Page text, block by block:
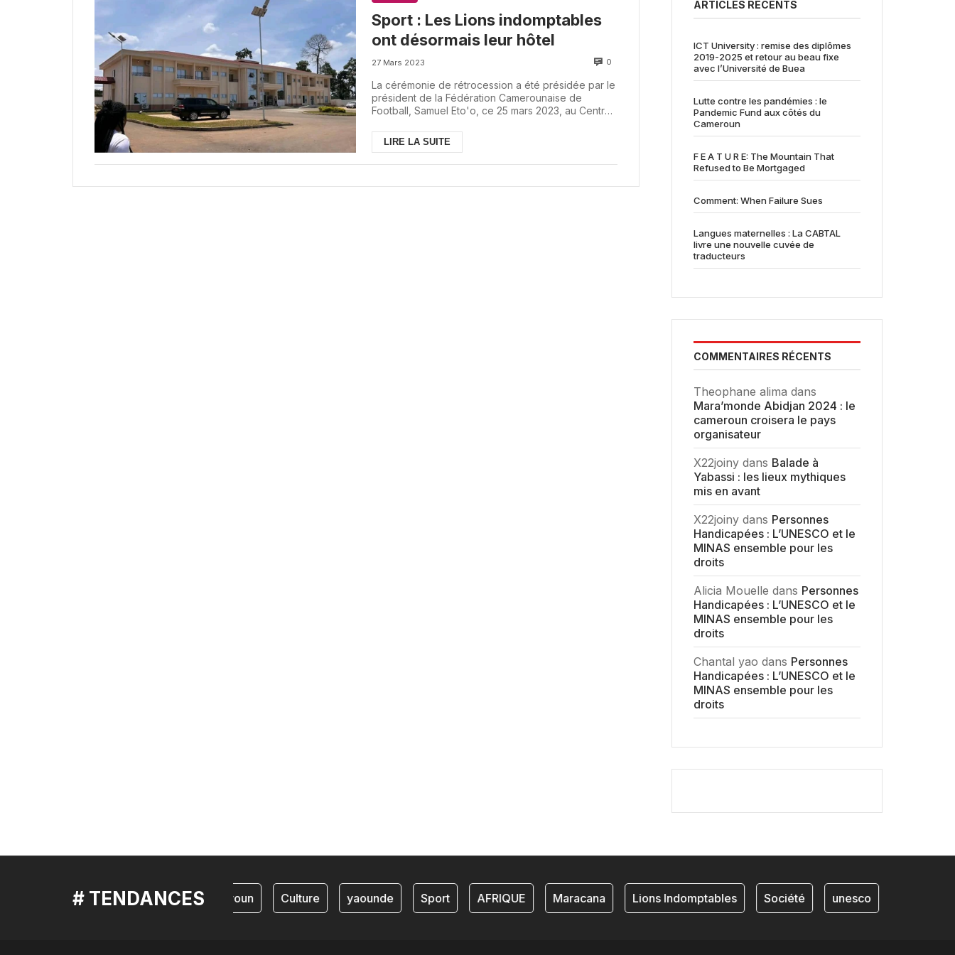
Sport : Les Lions indomptables
ont désormais leur hôtel
27 Mars 2023 0
La cérémonie de rétrocession a été présidée par le
président de la Fédération Camerounaise de
Football, Samuel Eto'o, ce 25 mars 2023, au Centre
LIRE LA SUITE
ARTICLES RÉCENTS
ICT University : remise des diplômes
2019-2025 et retour au beau fixe
avec l’Université de Buea
Lutte contre les pandémies : le
Pandemic Fund aux côtés du
Cameroun
F E A T U R E: The Mountain That
Refused to Be Mortgaged
Comment: When Failure Sues
Langues maternelles : La CABTAL
livre une nouvelle cuvée de
traducteurs
COMMENTAIRES RÉCENTS
Theophane alima dans
Mara’monde Abidjan 2024 : le
cameroun croisera le pays
organisateur
X22joiny dans Balade à
Yabassi : les lieux mythiques
mis en avant
X22joiny dans Personnes
Handicapées : L’UNESCO et le
MINAS ensemble pour les
droits
Alicia Mouelle dans Personnes
Handicapées : L’UNESCO et le
MINAS ensemble pour les
droits
Chantal yao dans Personnes
Handicapées : L’UNESCO et le
MINAS ensemble pour les
droits
# TENDANCEScameroun Culture yaounde Sport AFRIQUE Maracana Lions Indomptables Société unesco